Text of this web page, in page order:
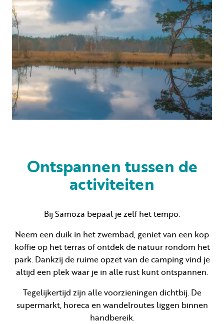
Ontspannen tussen de
activiteiten
Bij Samoza bepaal je zelf het tempo.
Neem een duik in het zwembad, geniet van een kop
koffie op het terras of ontdek de natuur rondom het
park. Dankzij de ruime opzet van de camping vind je
altijd een plek waar je in alle rust kunt ontspannen.
Tegelijkertijd zijn alle voorzieningen dichtbij. De
supermarkt, horeca en wandelroutes liggen binnen
handbereik.